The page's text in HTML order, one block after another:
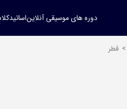
دوره های موسیقی آنلایناساتید
قطر